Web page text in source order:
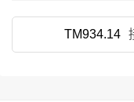
TM934.14